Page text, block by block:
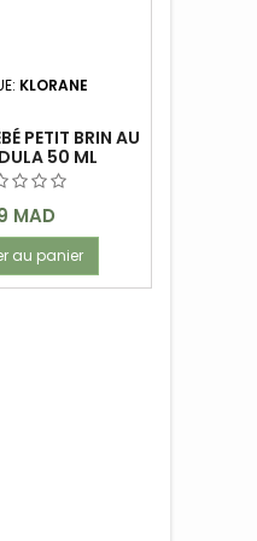
KLORANE
PETIT BRIN AU
50 ML
MAD
au panier